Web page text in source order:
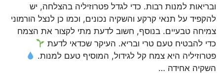
ובריאות למנות רבות. כדי לגדל פטרוזיליה בהצלחה, יש
להקפיד על תנאי קרקע והשקיה נכונים, וכמו כן לנצל הורמוני
צמיחה טבעיים. בנוסף, חשוב לדעת מתי לקצור את הצמח
כדי להבטיח טעם טרי ובריא. העיקר שכדאי לדעת
פטרוזיליה היא צמח קל לגידול, המוסיף טעם למנות.
השקיה אחידה …